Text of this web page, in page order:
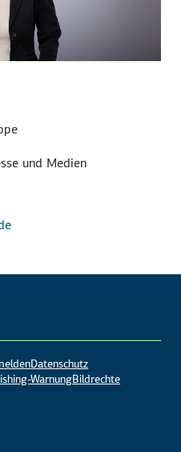
und Medien
Datenschutz
WarnungBildrechte